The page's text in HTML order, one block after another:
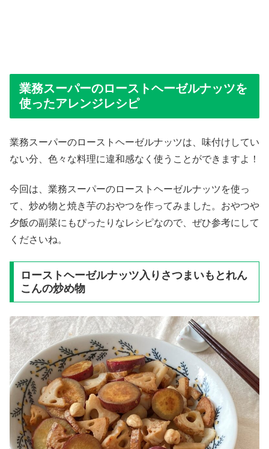
業務スーパーのローストヘーゼルナッツを
使ったアレンジレシピ
業務スーパーのローストヘーゼルナッツは、味付けしてい
ない分、色々な料理に違和感なく使うことができますよ！
今回は、業務スーパーのローストヘーゼルナッツを使っ
て、炒め物と焼き芋のおやつを作ってみました。おやつや
夕飯の副菜にもぴったりなレシピなので、ぜひ参考にして
くださいね。
ローストヘーゼルナッツ入りさつまいもとれん
こんの炒め物